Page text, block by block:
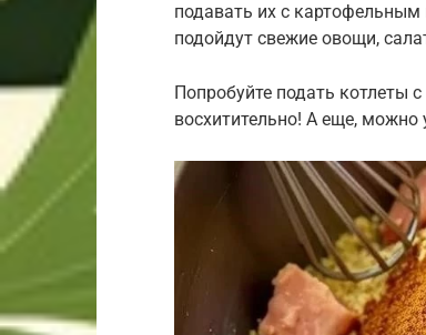
подавать их с
подойдут свежие овощи,
Попробуйте подать котлеты
восхитительно! А еще,